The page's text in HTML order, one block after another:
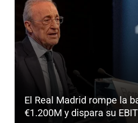
El Real Madrid rompe la
€1.200M y dispara su